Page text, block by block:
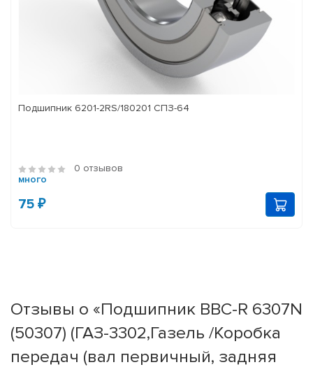
Подшипник 6201-2RS/180201 СПЗ-64
0 отзывов
много
75 ₽
Отзывы о «Подшипник BBC-R 6307N
(50307) (ГАЗ-3302,Газель /Коробка
передач (вал первичный, задняя